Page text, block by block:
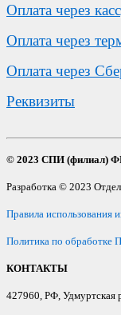
Оплата через
Оплата через
Оплата через
Реквизиты
© 2023 СПИ (филиал)
Разработка © 2023
Правила использования
Политика по обработке
КОНТАКТЫ
427960, РФ, Удмуртская